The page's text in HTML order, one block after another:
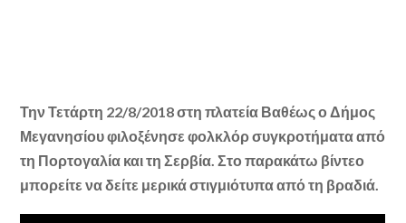
Την Τετάρτη 22/8/2018 στη πλατεία Βαθέως ο Δήμος
Μεγανησίου φιλοξένησε φολκλόρ συγκροτήματα από
τη Πορτογαλία και τη Σερβία. Στο παρακάτω βίντεο
μπορείτε να δείτε μερικά στιγμιότυπα από τη βραδιά.